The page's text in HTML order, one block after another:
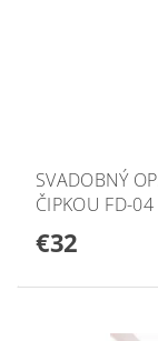
SVADOBNÝ
ČIPKOU FD-04
€32